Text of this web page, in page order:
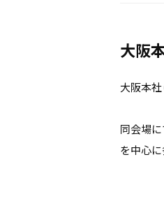
大阪
大阪本
同会場
を中心